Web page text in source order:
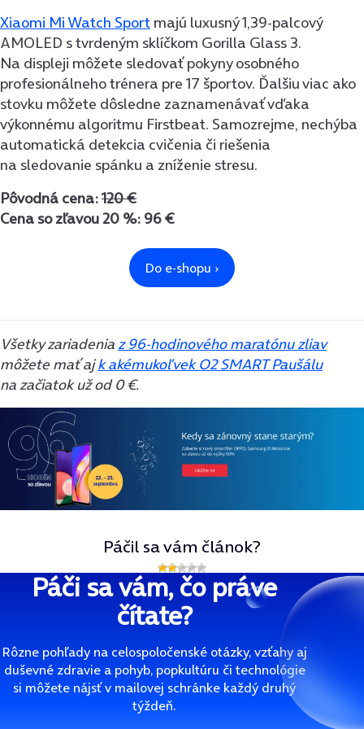
Xiaomi Mi Watch Sport majú luxusný 1,39-palcový
AMOLED s tvrdeným sklíčkom Gorilla Glass 3.
Na displeji môžete sledovať pokyny osobného
profesionálneho trénera pre 17 športov. Ďalšiu viac ako
stovku môžete dôsledne zaznamenávať vďaka
výkonnému algoritmu Firstbeat. Samozrejme, nechýba
automatická detekcia cvičenia či riešenia
na sledovanie spánku a zníženie stresu.
Pôvodná cena:120 €
Cena so zľavou 20 %: 96 €
Všetky zariadeniaz 96-hodinového maratónu zliav
môžete mať ajk akémukoľvek O2 SMART Paušálu
na začiatok už od 0 €.
Páčil sa vám článok?
Páči sa vám, čo práve
čítate?
Rôzne pohľady na celospoločenské otázky, vzťahy aj
duševné zdravie a pohyb, popkultúru či technológie
si môžete nájsť v mailovej schránke každý druhý
týždeň.